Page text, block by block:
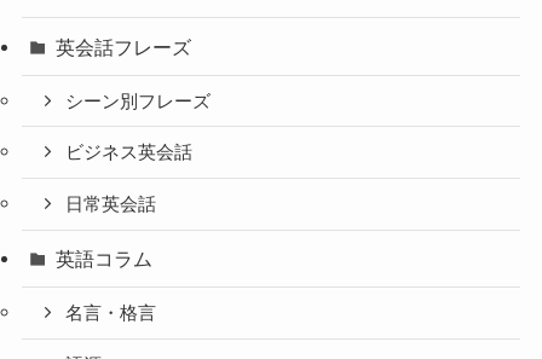
英会話フレーズ
シーン別フレーズ
ビジネス英会話
日常英会話
英語コラム
名言・格言